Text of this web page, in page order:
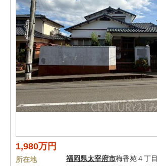
1,980万円
所在地 福岡県太宰府市梅香苑４丁目